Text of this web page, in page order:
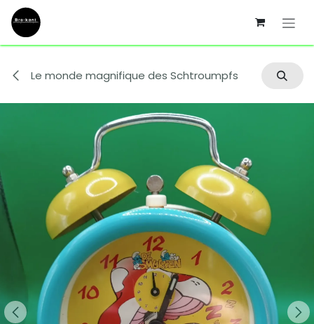
Se rendre au contenu
Le monde magnifique des Schtroumpfs